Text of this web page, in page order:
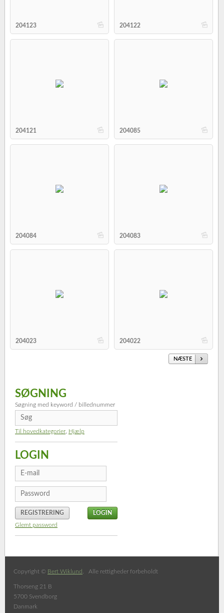
b
204123 b
204122
b
204121 b
204085
b
204084 b
204083
b
204023 b
204022
NÆSTE
SØGNING
Søgning med keyword / billednummer
Til hovedkategorier Hjælp
LOGIN
REGISTRERING
Glemt password
Copyright © Bert Wiklund . Alle rettigheder forbeholdt
Thorseng 21 B
5700 Svendborg
Danmark